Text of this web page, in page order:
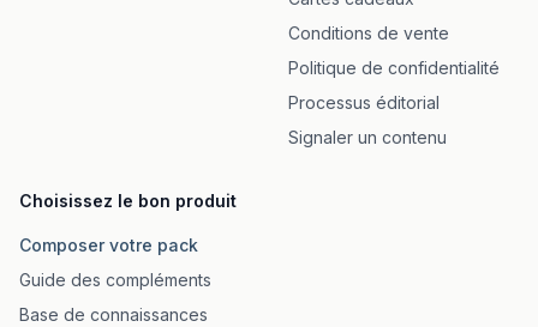
Conditions de vente
Politique de confidentialité
Processus éditorial
Signaler un contenu
Choisissez le bon produit
Composer votre pack
Guide des compléments
Base de connaissances